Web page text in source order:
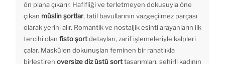
ön plana çıkarır. Hafifliği ve terletmeyen dokusuyla öne
çıkan müslin şortlar, tatil bavullarının vazgeçilmez parçası
olarak yerini alır. Romantik ve nostaljik esinti arayanların ilk
tercihi olan fisto şortdetayları, zarif işlemeleriyle kalpleri
çalar. Maskülen dokunuşları feminen bir rahatlıkla
birleştiren oversize diz üstü şorttasarımları, şehirli kadının